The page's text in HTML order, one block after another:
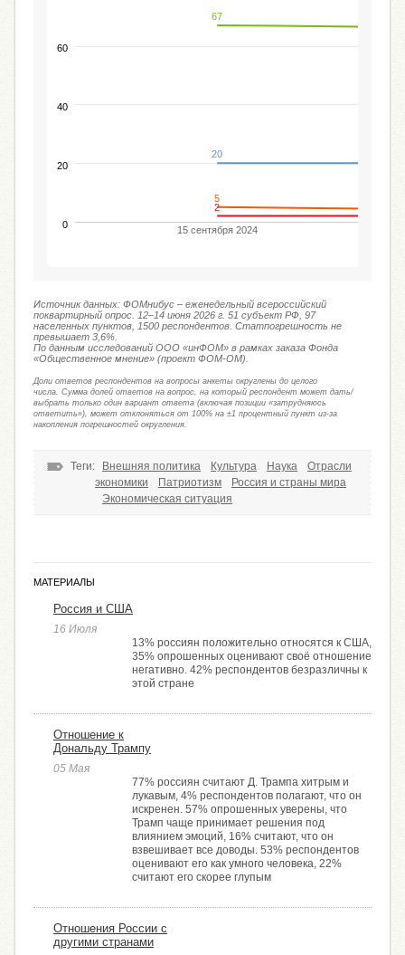
2
5
20
67
15 сентября 2024
0
20
40
60
Источник данных: ФОМнибус – еженедельный всероссийский
поквартирный опрос. 12–14 июня 2026 г. 51 субъект РФ, 97
населенных пунктов, 1500 респондентов. Статпогрешность не
превышает 3,6%.
По данным исследований ООО «инФОМ» в рамках заказа Фонда
«Общественное мнение» (проект ФОМ-ОМ).
Доли ответов респондентов на вопросы анкеты округлены до целого
числа. Сумма долей ответов на вопрос, на который респондент может дать/
выбрать только один вариант ответа (включая позиции «затрудняюсь
ответить»), может отклоняться от 100% на ±1 процентный пункт из-за
накопления погрешностей округления.
Теги: Внешняя политика Культура Наука
Отрасли
экономики
Патриотизм
Россия и страны мира
Экономическая ситуация
МАТЕРИАЛЫ
Россия и США
16 Июля
13% россиян положительно относятся к США,
35% опрошенных оценивают своё отношение
негативно. 42% респондентов безразличны к
этой стране
Отношение к
Дональду Трампу
05 Мая
77% россиян считают Д. Трампа хитрым и
лукавым, 4% респондентов полагают, что он
искренен. 57% опрошенных уверены, что
Трамп чаще принимает решения под
влиянием эмоций, 16% считают, что он
взвешивает все доводы. 53% респондентов
оценивают его как умного человека, 22%
считают его скорее глупым
Отношения России с
другими странами